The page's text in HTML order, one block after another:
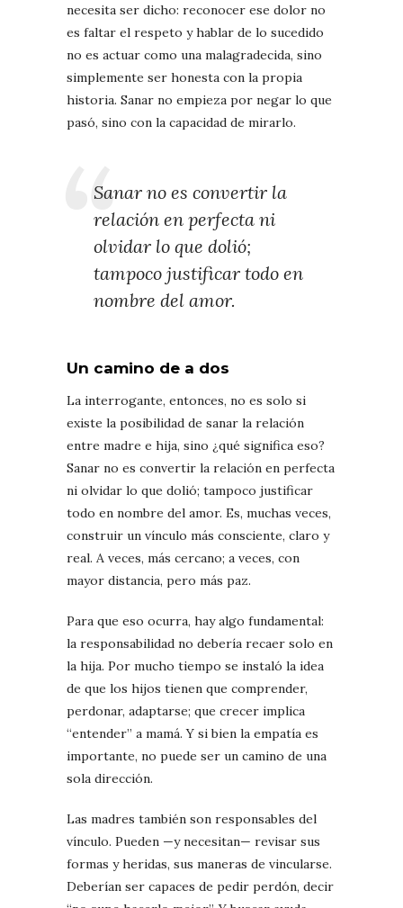
necesita ser dicho: reconocer ese dolor no
es faltar el respeto y hablar de lo sucedido
no es actuar como una malagradecida, sino
simplemente ser honesta con la propia
historia. Sanar no empieza por negar lo que
pasó, sino con la capacidad de mirarlo.
Sanar no es convertir la
relación en perfecta ni
olvidar lo que dolió;
tampoco justificar todo en
nombre del amor.
Un camino de a dos
La interrogante, entonces, no es solo si
existe la posibilidad de sanar la relación
entre madre e hija, sino ¿qué significa eso?
Sanar no es convertir la relación en perfecta
ni olvidar lo que dolió; tampoco justificar
todo en nombre del amor. Es, muchas veces,
construir un vínculo más consciente, claro y
real. A veces, más cercano; a veces, con
mayor distancia, pero más paz.
Para que eso ocurra, hay algo fundamental:
la responsabilidad no debería recaer solo en
la hija. Por mucho tiempo se instaló la idea
de que los hijos tienen que comprender,
perdonar, adaptarse; que crecer implica
“entender” a mamá. Y si bien la empatía es
importante, no puede ser un camino de una
sola dirección.
Las madres también son responsables del
vínculo. Pueden —y necesitan— revisar sus
formas y heridas, sus maneras de vincularse.
Deberían ser capaces de pedir perdón, decir